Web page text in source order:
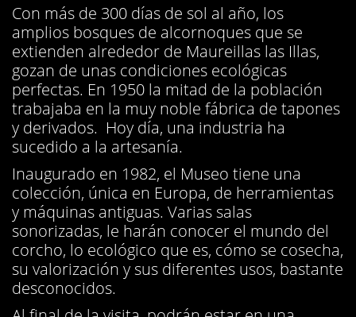
Con más de 300 días de sol al año, los
amplios bosques de alcornoques que se
extienden alrededor de Maureillas las Illas,
gozan de unas condiciones ecológicas
perfectas. En 1950 la mitad de la población
trabajaba en la muy noble fábrica de tapones
y derivados. Hoy día, una industria ha
sucedido a la artesanía.
Inaugurado en 1982, el Museo tiene una
colección, única en Europa, de herramientas
y máquinas antiguas. Varias salas
sonorizadas, le harán conocer el mundo del
corcho, lo ecológico que es, cómo se cosecha,
su valorización y sus diferentes usos, bastante
desconocidos.